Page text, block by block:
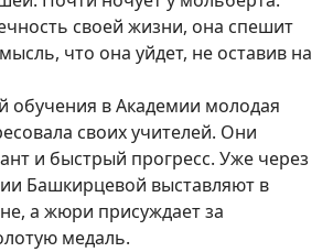
своей жизни, она спешит
что она уйдет, не оставив на
обучения в Академии молодая
своих учителей. Они
и быстрый прогресс. Уже через
Башкирцевой выставляют в
а жюри присуждает за
медаль.